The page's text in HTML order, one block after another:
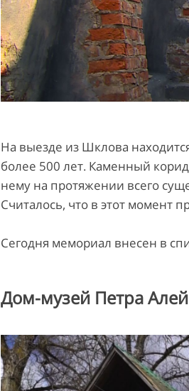
На выезде из Шклова
более 500 лет. Каменный
нему на протяжении всего
Считалось, что в этот момент
Сегодня мемориал внесен в
Дом-музей Петра